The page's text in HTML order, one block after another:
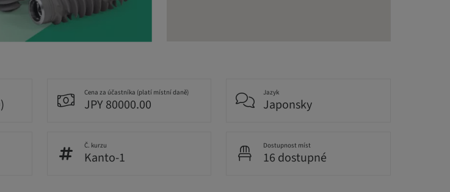
Cena za účastníka (platí místní daně)
JPY 80000.00
Jazyk
Japonsky
Č. kurzu
Kanto-1
Dostupnost míst
16 dostupné